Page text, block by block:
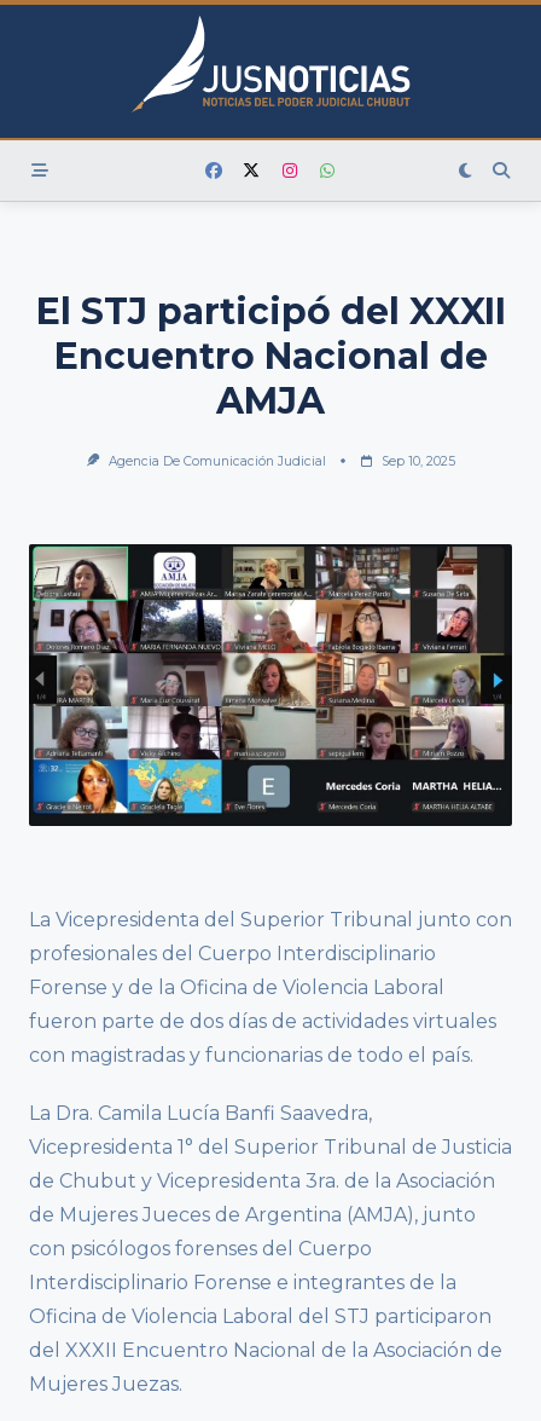
Skip
El STJ participó del XXXII
Encuentro Nacional de
AMJA
Agencia De Comunicación Judicial Sep 10, 2025
La Vicepresidenta del Superior Tribunal junto con
profesionales del Cuerpo Interdisciplinario
Forense y de la Oficina de Violencia Laboral
fueron parte de dos días de actividades virtuales
con magistradas y funcionarias de todo el país.
La Dra. Camila Lucía Banfi Saavedra,
Vicepresidenta 1° del Superior Tribunal de Justicia
de Chubut y Vicepresidenta 3ra. de la Asociación
de Mujeres Jueces de Argentina (AMJA), junto
con psicólogos forenses del Cuerpo
Interdisciplinario Forense e integrantes de la
Oficina de Violencia Laboral del STJ participaron
del XXXII Encuentro Nacional de la Asociación de
Mujeres Juezas.